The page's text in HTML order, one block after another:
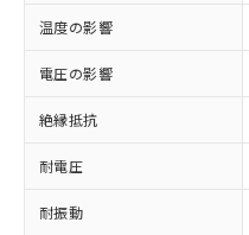
温度の影響
電圧の影響
絶縁抵抗
耐電圧
耐振動
商品の当社
(税抜)を提
当社制御機
本サービス
ことをご了
在庫状況お
記載してい
タに基づき
商品です。
非該当品：ライセ
害物質有無と関係
仕入先様の事情に
いたものが、含有
むを得ず変更する
*EU RoHS指令（10物質
鉛(Pb) 1000ppm以下、
「○」：最大均質
基準値以下である
「×」：最大均質
基準値を超えてい
「－」：未確認で
*中国RoHS10物質の基
当社は、こ
為替および
（以下｢規制
または国外